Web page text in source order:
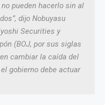
pueden hacerlo sin al
dijo Nobuyasu
Securities y
(BOJ, por sus siglas
cambiar la caída del
gobierno debe actuar